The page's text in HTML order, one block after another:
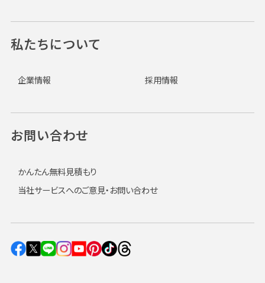
私たちについて
企業情報 採用情報
お問い合わせ
かんたん無料見積もり
当社サービスへのご意見・お問い合わせ